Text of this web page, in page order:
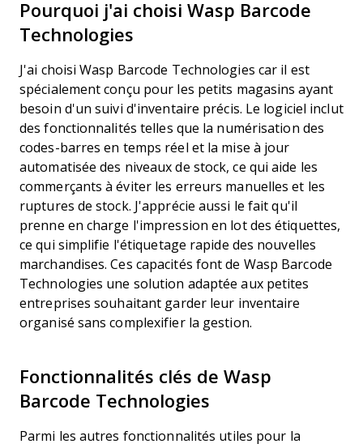
Pourquoi j'ai choisi Wasp Barcode
Technologies
J'ai choisi Wasp Barcode Technologies car il est
spécialement conçu pour les petits magasins ayant
besoin d'un suivi d'inventaire précis. Le logiciel inclut
des fonctionnalités telles que la numérisation des
codes-barres en temps réel et la mise à jour
automatisée des niveaux de stock, ce qui aide les
commerçants à éviter les erreurs manuelles et les
ruptures de stock. J'apprécie aussi le fait qu'il
prenne en charge l'impression en lot des étiquettes,
ce qui simplifie l'étiquetage rapide des nouvelles
marchandises. Ces capacités font de Wasp Barcode
Technologies une solution adaptée aux petites
entreprises souhaitant garder leur inventaire
organisé sans complexifier la gestion.
Fonctionnalités clés de Wasp
Barcode Technologies
Parmi les autres fonctionnalités utiles pour la